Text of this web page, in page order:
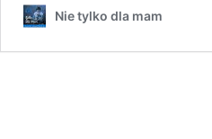
Nie tylko dla mam